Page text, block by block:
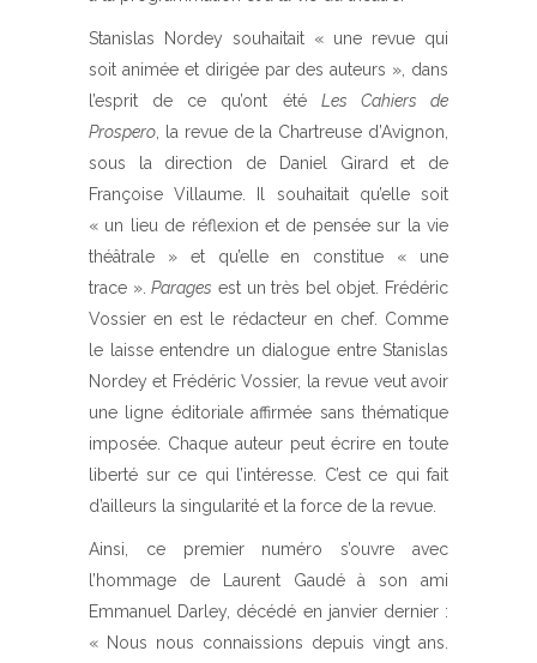
Stanislas Nordey souhaitait « une revue qui
soit animée et dirigée par des auteurs », dans
l’esprit de ce qu’ont été Les Cahiers de
Prospero, la revue de la Chartreuse d’Avignon,
sous la direction de Daniel Girard et de
Françoise Villaume. Il souhaitait qu’elle soit
« un lieu de réflexion et de pensée sur la vie
théâtrale » et qu’elle en constitue « une
trace ».Parages est un très bel objet. Frédéric
Vossier en est le rédacteur en chef. Comme
le laisse entendre un dialogue entre Stanislas
Nordey et Frédéric Vossier, la revue veut avoir
une ligne éditoriale affirmée sans thématique
imposée. Chaque auteur peut écrire en toute
liberté sur ce qui l’intéresse. C’est ce qui fait
d’ailleurs la singularité et la force de la revue.
Ainsi, ce premier numéro s’ouvre avec
l’hommage de Laurent Gaudé à son ami
Emmanuel Darley, décédé en janvier dernier :
« Nous nous connaissions depuis vingt ans.